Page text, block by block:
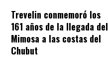
Trevelin conmemoró los
161 años de la llegada del
Mimosa a las costas del
Chubut